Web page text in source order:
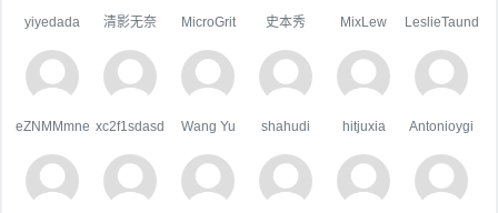
yiyedada 清影无奈 MicroGrit 史本秀 MixLew LeslieTaund
eZNMMmne xc2f1sdasd Wang Yu shahudi hitjuxia Antonioygi